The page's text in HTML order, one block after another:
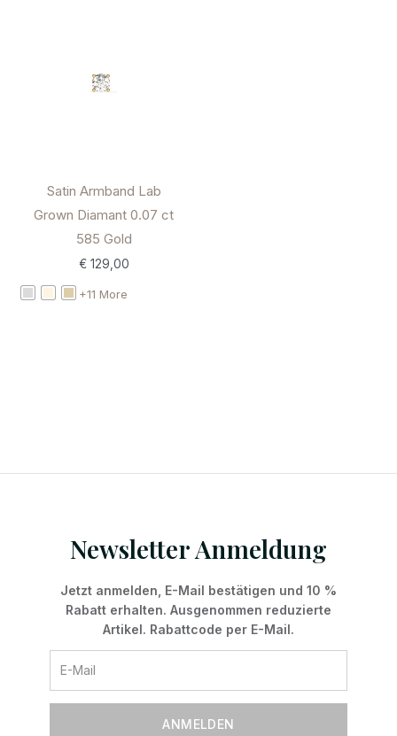
Satin Armband Lab
Grown Diamant 0.07 ct
585 Gold
€129,00
+11 More
Newsletter Anmeldung
Jetzt anmelden, E-Mail bestätigen und 10 %
Rabatt erhalten. Ausgenommen reduzierte
Artikel. Rabattcode per E-Mail.
ANMELDEN